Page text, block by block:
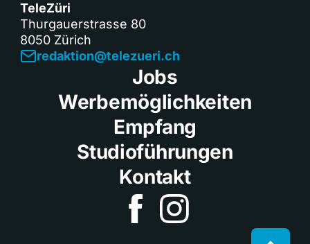
TeleZüri
Thurgauerstrasse 80
8050 Zürich
redaktion@telezueri.ch
Jobs
Werbemöglichkeiten
Empfang
Studioführungen
Kontakt